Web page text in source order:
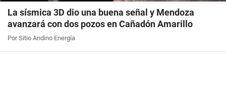
La sísmica 3D dio una buena señal y Mendoza
avanzará con dos pozos en Cañadón Amarillo
Por Sitio Andino Energía